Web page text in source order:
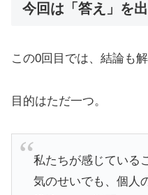
今回は「答え」を
この0回目では、結論も
目的はただ一つ。
私たちが感じている
気のせいでも、個人